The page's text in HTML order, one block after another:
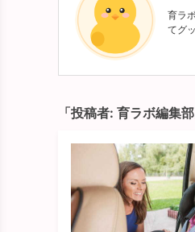
育ラ
てグ
「投稿者: 育ラボ編集部